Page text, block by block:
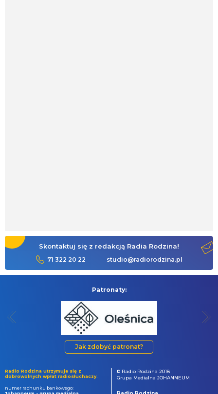
Skontaktuj się z redakcją Radia Rodzina!
71 322 20 22 studio@radiorodzina.pl
Patronaty:
Jak zdobyć patronat?
Radio Rodzina utrzymuje się z
dobrowolnych wpłat radiosłuchaczy.
numer rachunku bankowego:
© Radio Rodzina 2018 |
Grupa Medialna JOHANNEUM